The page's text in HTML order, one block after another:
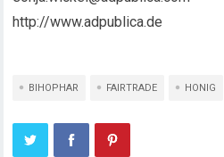
http://www.adpublica.de
BIHOPHAR FAIRTRADE HONIG